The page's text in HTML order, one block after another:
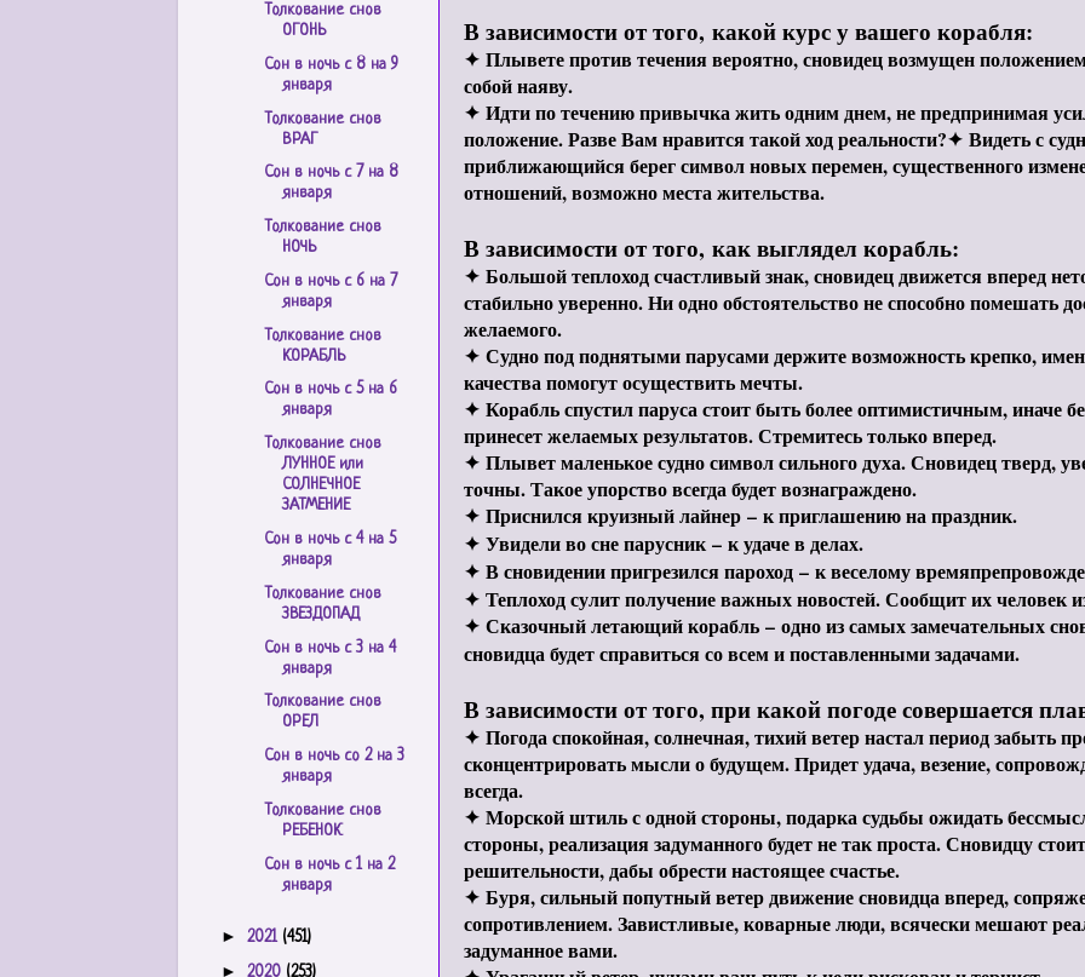
В зависимости от того, какой курс у вашего корабля:
✦ Плывете против течения вероятно, сновидец возмущен
собой наяву.
✦ Идти по течению привычка жить одним днем, не предпринимая
положение. Разве Вам нравится такой ход реальности?✦ Видеть с
приближающийся берег символ новых перемен, существенного
отношений, возможно места жительства.
В зависимости от того, как выглядел корабль:
✦ Большой теплоход счастливый знак, сновидец движется вперед
стабильно уверенно. Ни одно обстоятельство не способно помешать
желаемого.
✦ Судно под поднятыми парусами держите возможность крепко,
качества помогут осуществить мечты.
✦ Корабль спустил паруса стоит быть более оптимистичным, иначе
принесет желаемых результатов. Стремитесь только вперед.
✦ Плывет маленькое судно символ сильного духа. Сновидец тверд,
точны. Такое упорство всегда будет вознаграждено.
✦ Приснился круизный лайнер – к приглашению на праздник.
✦ Увидели во сне парусник– к удаче в делах.
✦ В сновидении пригрезился пароход – к веселому
✦ Теплоход сулит получение важных новостей. Сообщит их человек
✦ Сказочный летающий корабль – одно из самых замечательных
сновидца будет справиться со всем и поставленными задачами.
В зависимости от того, при какой погоде совершается
✦ Погода спокойная, солнечная, тихий ветер настал период забыть
сконцентрировать мысли о будущем. Придет удача, везение,
всегда.
✦ Морской штиль с одной стороны, подарка судьбы ожидать
стороны, реализация задуманного будет не так проста. Сновидцу
решительности, дабы обрести настоящее счастье.
✦ Буря, сильный попутный ветер движение сновидца вперед,
сопротивлением. Завистливые, коварные люди, всячески мешают
задуманное вами.
Толкование снов
ОГОНЬ
Сон в ночь с 8 на 9
января
Толкование снов
ВРАГ
Сон в ночь с 7 на 8
января
Толкование снов
НОЧЬ
Сон в ночь с 6 на 7
января
Толкование снов
КОРАБЛЬ
Сон в ночь с 5 на 6
января
Толкование снов
ЛУННОЕ или
СОЛНЕЧНОЕ
ЗАТМЕНИЕ
Сон в ночь с 4 на 5
января
Толкование снов
ЗВЕЗДОПАД
Сон в ночь с 3 на 4
января
Толкование снов
ОРЕЛ
Сон в ночь со 2 на 3
января
Толкование снов
РЕБЕНОК
Сон в ночь с 1 на 2
января
► 2021 (451)
► 2020 (253)